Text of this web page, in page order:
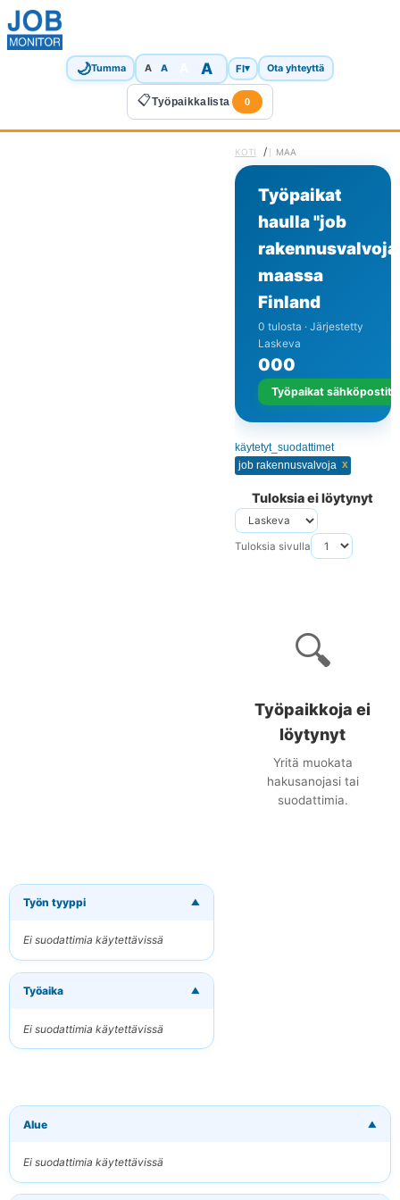
🌙Tumma A A A FI▾ Ota yhteyttä
📋Työpaikkalista 0
KOTI / MAA
Työpaikat
haulla "job
maassa
Finland
0 tulosta · Järjestetty
Laskeva
000
Työpaikat
käytetyt_suodattimet
job rakennusvalvoja x
Tuloksia ei löytynyt
Tuloksia sivulla
🔍
Työpaikkoja ei
löytynyt
Yritä muokata
hakusanojasi tai
suodattimia.
Työn tyyppi ▼
Ei suodattimia käytettävissä
Työaika ▼
Ei suodattimia käytettävissä
Alue ▼
Ei suodattimia käytettävissä